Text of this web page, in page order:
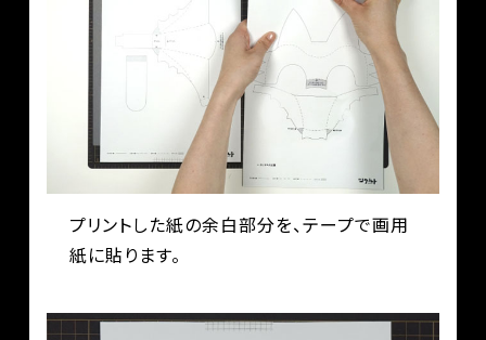
プリントした紙の余白部分を、テープで画用
紙に貼ります。